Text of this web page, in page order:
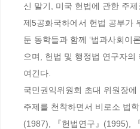
신 말기, 미국 헌법에 관한 주
제5공화국하에서 헌법 공부가
둔 동학들과 함께 ‘법과사회이
으며, 헌법 및 행정법 연구자의
여긴다.
국민권익위원회 초대 위원장에
주제를 천착하면서 비로소 법
(1987), 『헌법연구』(1995),